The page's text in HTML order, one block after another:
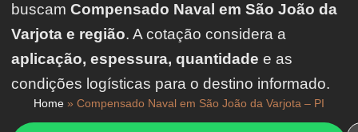
buscam Compensado Naval em São João da
Varjota e região. A cotação considera a
aplicação, espessura, quantidade e as
condições logísticas para o destino informado.
Home » Compensado Naval em São João da Varjota – PI